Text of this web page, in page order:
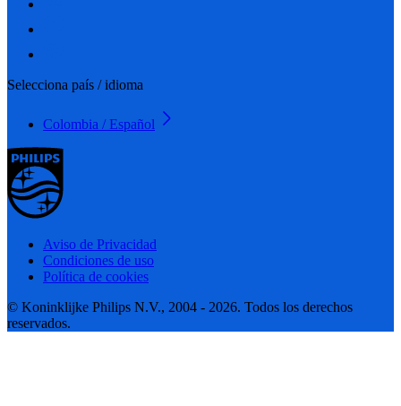
Selecciona país / idioma
Colombia / Español
Aviso de Privacidad
Condiciones de uso
Política de cookies
© Koninklijke Philips N.V., 2004 - 2026. Todos los derechos
reservados.